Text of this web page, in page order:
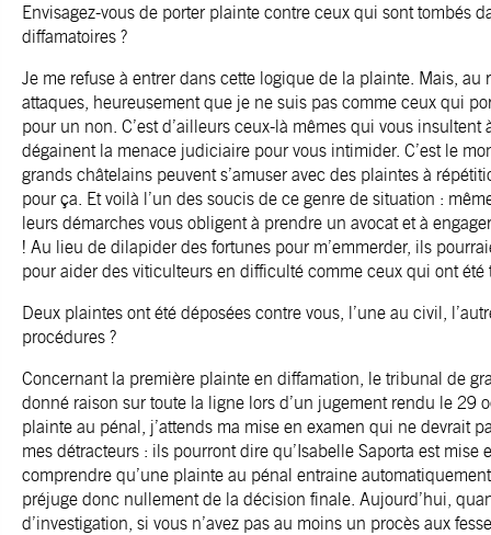
Envisagez-vous de porter plainte contre ceux qui sont tombés
diffamatoires ?
Je me refuse à entrer dans cette logique de la plainte. Mais, au
attaques, heureusement que je ne suis pas comme ceux qui
pour un non. C’est d’ailleurs ceux-là mêmes qui vous
dégainent la menace judiciaire pour vous intimider. C’est le
grands châtelains peuvent s’amuser avec des plaintes à
pour ça. Et voilà l’un des soucis de ce genre de situation :
leurs démarches vous obligent à prendre un avocat et à
! Au lieu de dilapider des fortunes pour m’emmerder, ils
pour aider des viticulteurs en difficulté comme ceux qui ont
Deux plaintes ont été déposées contre vous, l’une au civil,
procédures ?
Concernant la première plainte en diffamation, le tribunal de
donné raison sur toute la ligne lors d’un jugement rendu le 29
plainte au pénal, j’attends ma mise en examen qui ne devrait
mes détracteurs : ils pourront dire qu’Isabelle Saporta est
comprendre qu’une plainte au pénal entraine
préjuge donc nullement de la décision finale. Aujourd’hui,
d’investigation, si vous n’avez pas au moins un procès aux